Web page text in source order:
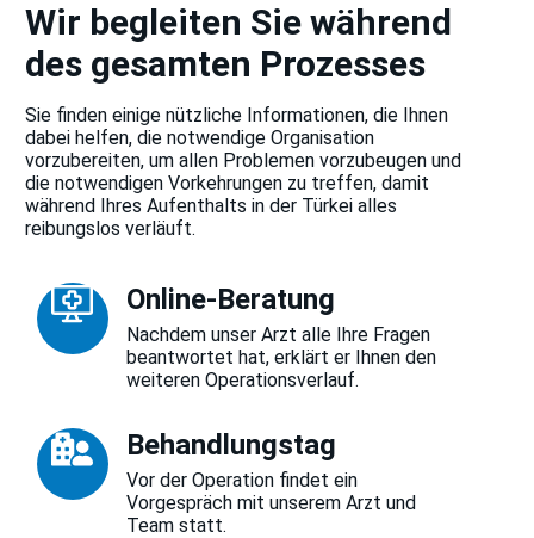
Wir begleiten Sie während
des gesamten Prozesses
Sie finden einige nützliche Informationen, die Ihnen
dabei helfen, die notwendige Organisation
vorzubereiten, um allen Problemen vorzubeugen und
die notwendigen Vorkehrungen zu treffen, damit
während Ihres Aufenthalts in der Türkei alles
reibungslos verläuft.
Online-Beratung
Nachdem unser Arzt alle Ihre Fragen
beantwortet hat, erklärt er Ihnen den
weiteren Operationsverlauf.
Behandlungstag
Vor der Operation findet ein
Vorgespräch mit unserem Arzt und
Team statt.